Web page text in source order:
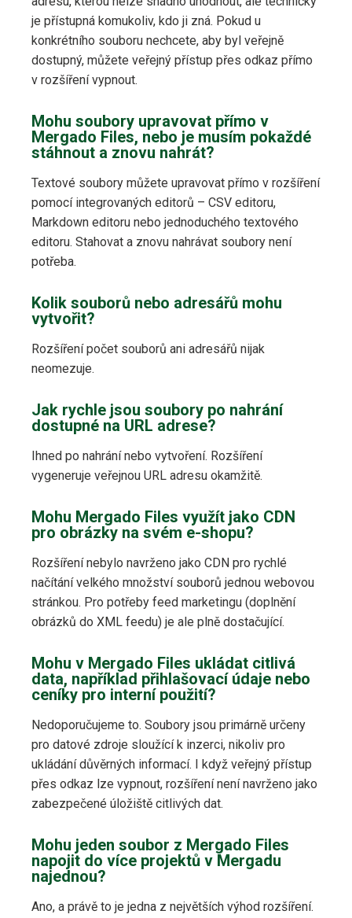
je přístupná komukoliv, kdo ji zná. Pokud u
konkrétního souboru nechcete, aby byl veřejně
dostupný, můžete veřejný přístup přes odkaz přímo
v rozšíření vypnout.
Mohu soubory upravovat přímo v
Mergado Files, nebo je musím pokaždé
stáhnout a znovu nahrát?
Textové soubory můžete upravovat přímo v rozšíření
pomocí integrovaných editorů – CSV editoru,
Markdown editoru nebo jednoduchého textového
editoru. Stahovat a znovu nahrávat soubory není
potřeba.
Kolik souborů nebo adresářů mohu
vytvořit?
Rozšíření počet souborů ani adresářů nijak
neomezuje.
Jak rychle jsou soubory po nahrání
dostupné na URL adrese?
Ihned po nahrání nebo vytvoření. Rozšíření
vygeneruje veřejnou URL adresu okamžitě.
Mohu Mergado Files využít jako CDN
pro obrázky na svém e-shopu?
Rozšíření nebylo navrženo jako CDN pro rychlé
načítání velkého množství souborů jednou webovou
stránkou. Pro potřeby feed marketingu (doplnění
obrázků do XML feedu) je ale plně dostačující.
Mohu v Mergado Files ukládat citlivá
data, například přihlašovací údaje nebo
ceníky pro interní použití?
Nedoporučujeme to. Soubory jsou primárně určeny
pro datové zdroje sloužící k inzerci, nikoliv pro
ukládání důvěrných informací. I když veřejný přístup
přes odkaz lze vypnout, rozšíření není navrženo jako
zabezpečené úložiště citlivých dat.
Mohu jeden soubor z Mergado Files
napojit do více projektů v Mergadu
najednou?
Ano, a právě to je jedna z největších výhod rozšíření.